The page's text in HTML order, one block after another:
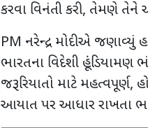
કરવા વિનંતી કરી, તેમણે તેને આ
PM નરેન્દ્ર મોદીએ જણાવ્યું
ભારતના વિદેશી હૂંડિયામણ
જરૂરિયાતો માટે મહત્વપૂર્ણ,
આયાત પર આધાર રાખતા